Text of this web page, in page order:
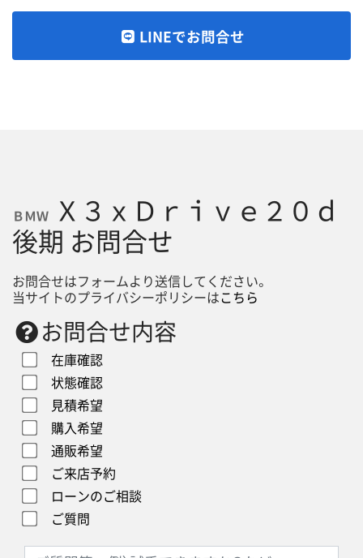
LINEでお問合せ
ＢＭＷ
Ｘ３ｘＤｒｉｖｅ２０ｄ
後期 お問合せ
お問合せはフォームより送信してください。
当サイトのプライバシーポリシーはこちら
お問合せ内容
在庫確認
状態確認
見積希望
購入希望
通販希望
ご来店予約
ローンのご相談
ご質問